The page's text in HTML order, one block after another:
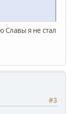
Славы я не стал
#3